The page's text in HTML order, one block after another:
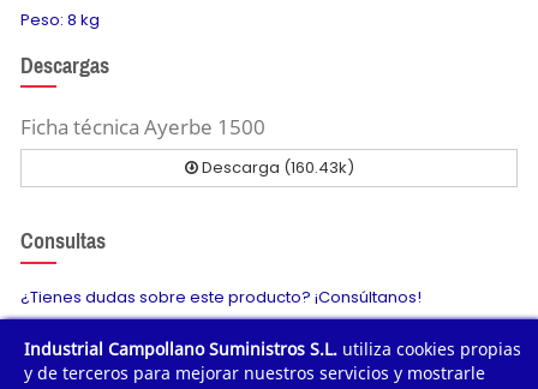
Peso: 8 kg
Descargas
Ficha técnica Ayerbe 1500
Descarga (160.43k)
Consultas
¿Tienes dudas sobre este producto? ¡Consúltanos!
Envíanos tu consulta
Industrial Campollano Suministros S.L. utiliza cookies propias
y de terceros para mejorar nuestros servicios y mostrarle